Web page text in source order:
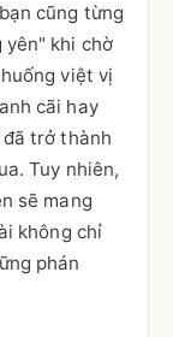
cũng từng
yên" khi chờ
việt vị
cãi hay
trở thành
Tuy nhiên,
sẽ mang
không chỉ
phán